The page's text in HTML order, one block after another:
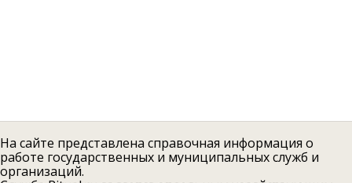
На сайте представлена справочная информация о
работе государственных и муниципальных служб и
организаций.